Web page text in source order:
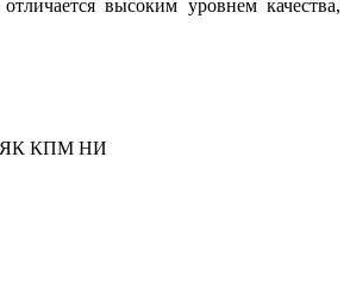
высоким уровнем качества,